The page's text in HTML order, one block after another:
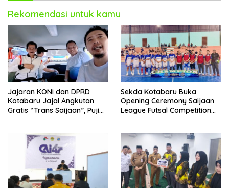
Rekomendasi untuk kamu
Jajaran KONI dan DPRD
Kotabaru Jajal Angkutan
Gratis “Trans Saijaan”, Puji
Sekda Kotabaru Buka
Opening Ceremony Saijaan
League Futsal Competition